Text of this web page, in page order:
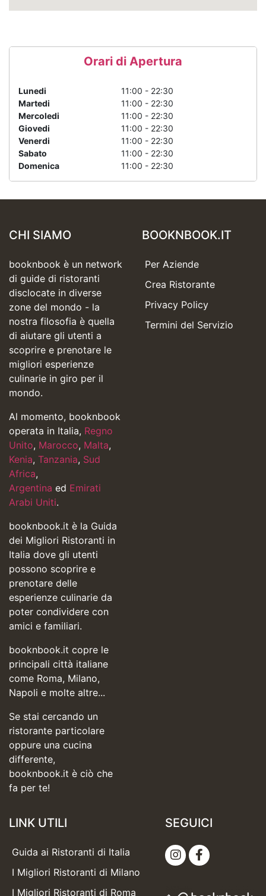
Orari di Apertura
Lunedi
11:00 - 22:30
Martedi
11:00 - 22:30
Mercoledi
11:00 - 22:30
Giovedi
11:00 - 22:30
Venerdi
11:00 - 22:30
Sabato
11:00 - 22:30
Domenica
11:00 - 22:30
CHI SIAMO
booknbook è un network
di guide di ristoranti
disclocate in diverse
zone del mondo - la
nostra filosofia è quella
di aiutare gli utenti a
scoprire e prenotare le
migliori esperienze
culinarie in giro per il
mondo.
Al momento, booknbook
operata in Italia, Regno
Unito, Marocco, Malta,
Kenia, Tanzania, Sud
Africa,
Argentina ed Emirati
Arabi Uniti.
booknbook.it è la Guida
dei Migliori Ristoranti in
Italia dove gli utenti
possono scoprire e
prenotare delle
esperienze culinarie da
poter condividere con
amici e familiari.
booknbook.it copre le
principali città italiane
come Roma, Milano,
Napoli e molte altre...
Se stai cercando un
ristorante particolare
oppure una cucina
differente,
booknbook.it è ciò che
fa per te!
BOOKNBOOK.IT
Per Aziende
Crea Ristorante
Privacy Policy
Termini del Servizio
LINK UTILI
Guida ai Ristoranti di Italia
I Migliori Ristoranti di Milano
I Migliori Ristoranti di Roma
SEGUICI